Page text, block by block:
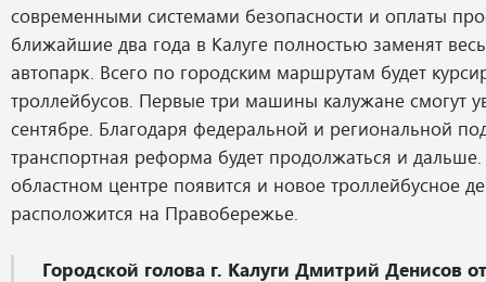
современными системами безопасности и оплаты
ближайшие два года в Калуге полностью заменят
автопарк. Всего по городским маршрутам будет
троллейбусов. Первые три машины калужане смогут
сентябре. Благодаря федеральной и региональной
транспортная реформа будет продолжаться и
областном центре появится и новое троллейбусное
расположится на Правобережье.
Городской голова г. Калуги Дмитрий Денисов